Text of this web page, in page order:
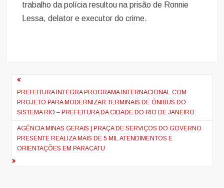
trabalho da polícia resultou na prisão de Ronnie
Lessa, delator e executor do crime.
Navegação
de
artigos
PREFEITURA INTEGRA PROGRAMA INTERNACIONAL COM
PROJETO PARA MODERNIZAR TERMINAIS DE ÔNIBUS DO
SISTEMA RIO – PREFEITURA DA CIDADE DO RIO DE JANEIRO
AGÊNCIA MINAS GERAIS | PRAÇA DE SERVIÇOS DO GOVERNO
PRESENTE REALIZA MAIS DE 5 MIL ATENDIMENTOS E
ORIENTAÇÕES EM PARACATU